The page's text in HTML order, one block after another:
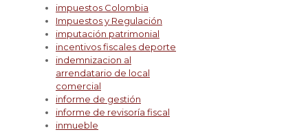
impuestos Colombia
Impuestos y Regulación
imputación patrimonial
incentivos fiscales deporte
indemnizacion al
arrendatario de local
comercial
informe de gestión
informe de revisoría fiscal
inmueble